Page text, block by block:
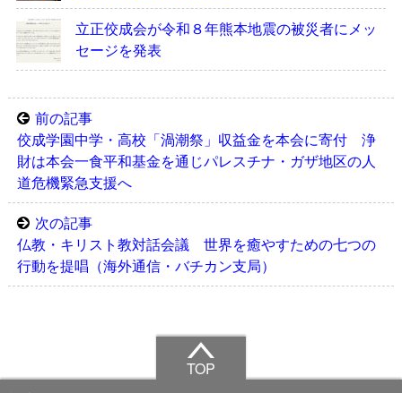
立正佼成会が令和８年熊本地震の被災者にメッ
セージを発表
前の記事
佼成学園中学・高校「渦潮祭」収益金を本会に寄付 浄
財は本会一食平和基金を通じパレスチナ・ガザ地区の人
道危機緊急支援へ
次の記事
仏教・キリスト教対話会議 世界を癒やすための七つの
行動を提唱（海外通信・バチカン支局）
TOP